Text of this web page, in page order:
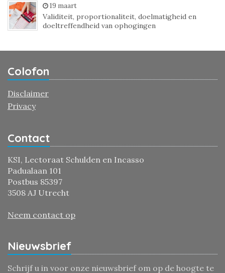
19 maart
Validiteit, proportionaliteit, doelmatigheid en
doeltreffendheid van ophogingen
Colofon
Disclaimer
Privacy
Contact
KSI, Lectoraat Schulden en Incasso
Padualaan 101
Postbus 85397
3508 AJ Utrecht
Neem contact op
Nieuwsbrief
Schrijf u in voor onze nieuwsbrief om op de hoogte te